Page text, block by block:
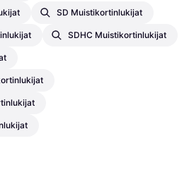
SD Muistikortinlukijat
SDHC Muistikortinlukijat